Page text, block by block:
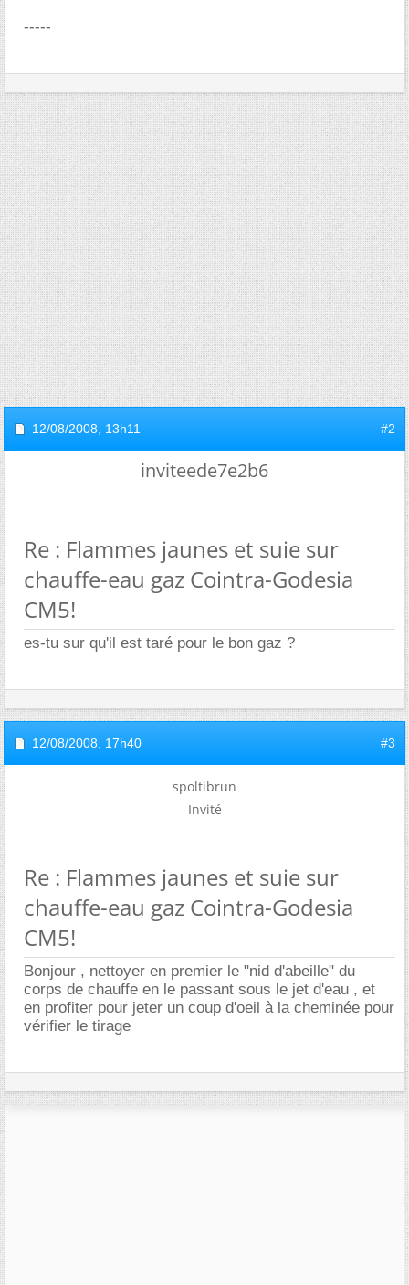
-----
12/08/2008, 13h11 #2
inviteede7e2b6
Re : Flammes jaunes et suie sur
chauffe-eau gaz Cointra-Godesia
CM5!
es-tu sur qu'il est taré pour le bon gaz ?
12/08/2008, 17h40 #3
spoltibrun
Invité
Re : Flammes jaunes et suie sur
chauffe-eau gaz Cointra-Godesia
CM5!
Bonjour , nettoyer en premier le "nid d'abeille" du
corps de chauffe en le passant sous le jet d'eau , et
en profiter pour jeter un coup d'oeil à la cheminée pour
vérifier le tirage